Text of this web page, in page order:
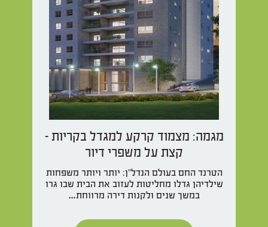
מגמה: מצמוד קרקע למגדל בקריות -
קצת על משפרי דיור
הטרנד החם בעולם הנדל"ן: יותר ויותר משפחות
שילדיהן גדלו מחליטות לעזוב את הבית שבו גרו
במשך שנים ולקנות דירה מרווחת…